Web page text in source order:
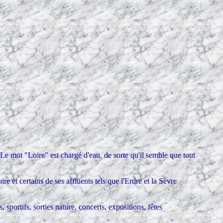
mot "Loire" est chargé d'eau, de sorte qu'il semble que tout
et certains de ses affluents tels que l'Erdre et la Sèvre
sportifs, sorties nature, concerts, expositions, fêtes